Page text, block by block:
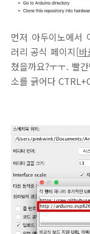
먼저 아두이노에서
러리 공식 페이지[바
쳤을까요?ㅜㅜ. 빨
소를 긁어다